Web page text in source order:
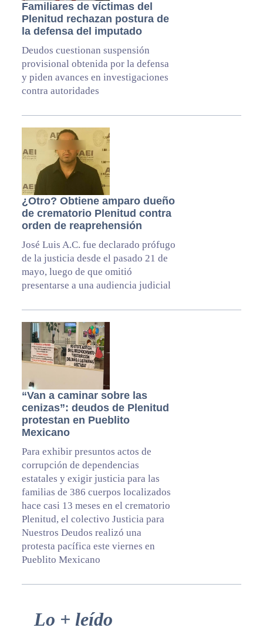
Familiares de víctimas del
Plenitud rechazan postura de
la defensa del imputado
Deudos cuestionan suspensión
provisional obtenida por la defensa
y piden avances en investigaciones
contra autoridades
¿Otro? Obtiene amparo dueño
de crematorio Plenitud contra
orden de reaprehensión
José Luis A.C. fue declarado prófugo
de la justicia desde el pasado 21 de
mayo, luego de que omitió
presentarse a una audiencia judicial
“Van a caminar sobre las
cenizas”: deudos de Plenitud
protestan en Pueblito
Mexicano
Para exhibir presuntos actos de
corrupción de dependencias
estatales y exigir justicia para las
familias de 386 cuerpos localizados
hace casi 13 meses en el crematorio
Plenitud, el colectivo Justicia para
Nuestros Deudos realizó una
protesta pacífica este viernes en
Pueblito Mexicano
Primary
Lo + leído